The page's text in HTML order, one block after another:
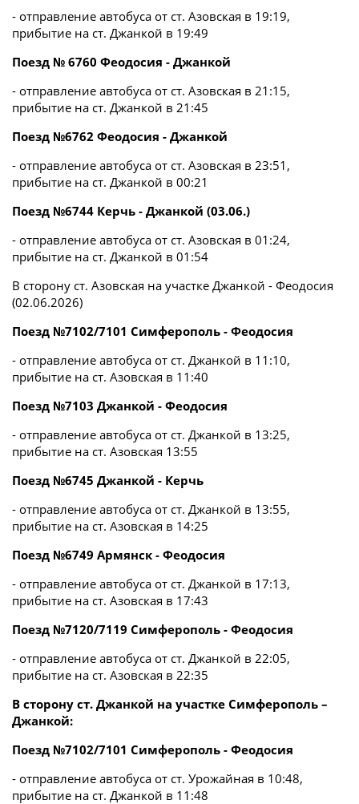
- отправление автобуса от ст. Азовская в 19:19,
прибытие на ст. Джанкой в 19:49
Поезд № 6760 Феодосия - Джанкой
- отправление автобуса от ст. Азовская в 21:15,
прибытие на ст. Джанкой в 21:45
Поезд №6762 Феодосия - Джанкой
- отправление автобуса от ст. Азовская в 23:51,
прибытие на ст. Джанкой в 00:21
Поезд №6744 Керчь - Джанкой (03.06.)
- отправление автобуса от ст. Азовская в 01:24,
прибытие на ст. Джанкой в 01:54
В сторону ст. Азовская на участке Джанкой - Феодосия
(02.06.2026)
Поезд №7102/7101 Симферополь - Феодосия
- отправление автобуса от ст. Джанкой в 11:10,
прибытие на ст. Азовская в 11:40
Поезд №7103 Джанкой - Феодосия
- отправление автобуса от ст. Джанкой в 13:25,
прибытие на ст. Азовская 13:55
Поезд №6745 Джанкой - Керчь
- отправление автобуса от ст. Джанкой в 13:55,
прибытие на ст. Азовская в 14:25
Поезд №6749 Армянск - Феодосия
- отправление автобуса от ст. Джанкой в 17:13,
прибытие на ст. Азовская в 17:43
Поезд №7120/7119 Симферополь - Феодосия
- отправление автобуса от ст. Джанкой в 22:05,
прибытие на ст. Азовская в 22:35
В сторону ст. Джанкой на участке Симферополь –
Джанкой:
Поезд №7102/7101 Симферополь - Феодосия
- отправление автобуса от ст. Урожайная в 10:48,
прибытие на ст. Джанкой в 11:48